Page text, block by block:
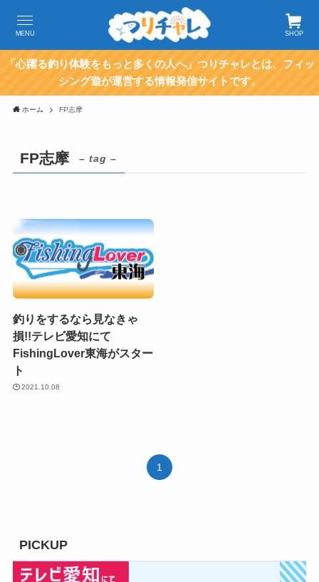
SHOP
MENU
「心躍る釣り体験をもっと多くの人へ」つりチャレとは、フィッ
シング遊が運営する情報発信サイトです。
ホーム FP志摩
FP志摩 – tag –
釣りをするなら見なきゃ
損!!テレビ愛知にて
FishingLover東海がスター
ト
2021.10.08
1
PICKUP